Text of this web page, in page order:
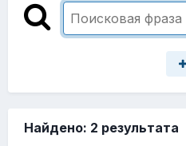
Найдено: 2 результата